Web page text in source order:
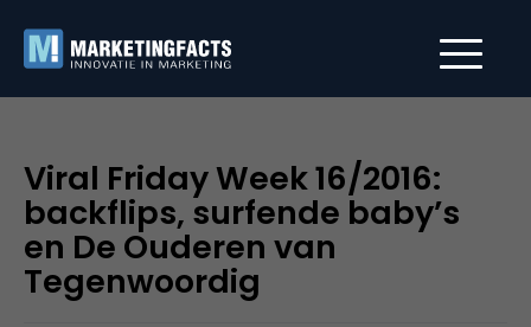
Viral Friday Week 16/2016:
backflips, surfende baby’s
en De Ouderen van
Tegenwoordig